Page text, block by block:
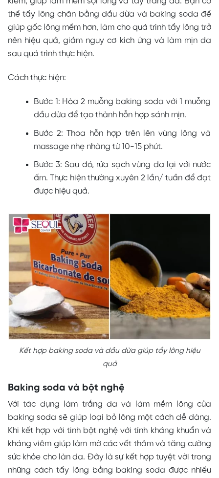
thể tẩy lông chân bằng dầu dừa và baking soda để
giúp gốc lông mềm hơn, làm cho quá trình tẩy lông trở
nên hiệu quả, giảm nguy cơ kích ứng và làm mịn da
sau quá trình thực hiện.
Cách thực hiện:
Bước 1: Hòa 2 muỗng baking soda với 1 muỗng
dầu dừa để tạo thành hỗn hợp sánh mịn.
Bước 2: Thoa hỗn hợp trên lên vùng lông và
massage nhẹ nhàng từ 10-15 phút.
Bước 3: Sau đó, rửa sạch vùng da lại với nước
ấm. Thực hiện thường xuyên 2 lần/ tuần để đạt
được hiệu quả.
Kết hợp baking soda và dầu dừa giúp tẩy lông hiệu
quả
Baking soda và bột nghệ
Với tác dụng làm trắng da và làm mềm lông của
baking soda sẽ giúp loại bỏ lông một cách dễ dàng.
Khi kết hợp với tinh bột nghệ với tính kháng khuẩn và
kháng viêm giúp làm mờ các vết thâm và tăng cường
sức khỏe cho làn da. Đây là sự kết hợp tuyệt vời trong
những cách tẩy lông bằng baking soda được nhiều